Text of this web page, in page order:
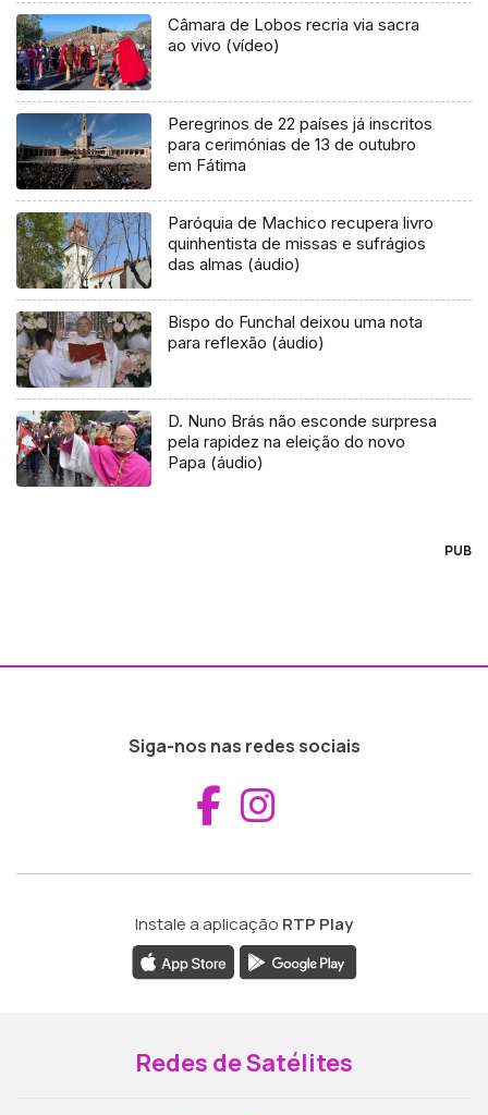
Câmara de Lobos recria via sacra
ao vivo (vídeo)
Peregrinos de 22 países já inscritos
para cerimónias de 13 de outubro
em Fátima
Paróquia de Machico recupera livro
quinhentista de missas e sufrágios
das almas (áudio)
Bispo do Funchal deixou uma nota
para reflexão (áudio)
D. Nuno Brás não esconde surpresa
pela rapidez na eleição do novo
Papa (áudio)
PUB
Siga-nos nas redes sociais
Aceder ao
Instale a aplicação RTP Play
Redes de Satélites